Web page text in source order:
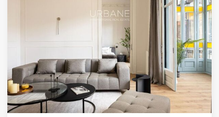
quadrat. Gaudeix de tres habitacions lluminoses, perfectes
per descansar o treballar, i de dos banys complets equipats
amb tot el que necessites per a la teva rutina diària. La joia
de la corona és, sens dubte, l'àmplia terrassa de 19m².
Aquest oasi urbà és el lloc ideal per relaxar-te, gaudir del teu
temps lliure o cultivar les teves pròpies plantes. La cuina,
funcional i moderna, s'integra a la perfecció amb l'estil
clàssic de la resta de la llar, convidant-te a compartir
moments inoblidables amb els teus éssers estimats.
L'Eixample Dret: un estil de vidaSituat en un dels barris més
emblemàtics de Barcelona, aquest pis t'ofereix una qualitat
de vida excepcional. L'Eixample Dret és sinònim d'elegància,